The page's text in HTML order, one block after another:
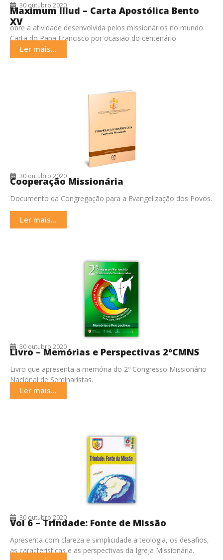
30 outubro 2020
Maximum Illud – Carta Apostólica Bento
XV
obre a atividade desenvolvida pelos missionários no mundo.
Carta do Papa Francisco por ocasião do centenário
da Maximum Illud.
Ler mais...
30 outubro 2020
Cooperação Missionária
Documento da Congregação para a Evangelização dos Povos.
Ler mais...
30 outubro 2020
Livro – Memórias e Perspectivas 2ºCMNS
Livro que apresenta a memória do 2º Congresso Missionário
Nacional de Seminaristas.
Ler mais...
30 outubro 2020
Vol 6 – Trindade: Fonte de Missão
Apresenta com clareza e simplicidade a teologia, os desafios,
as características e as perspectivas da Igreja Missionária.